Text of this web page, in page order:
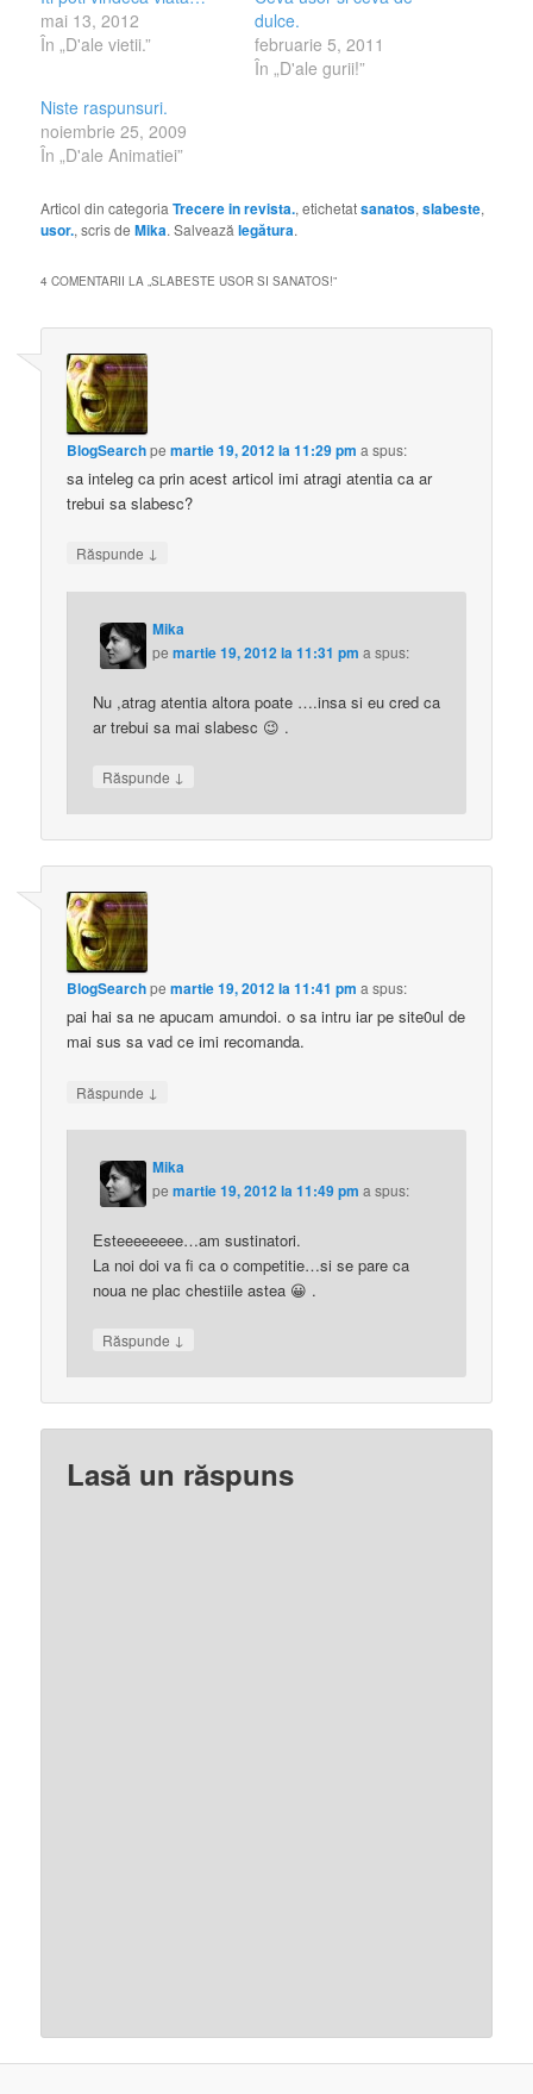
mai 13, 2012
În „D'ale vietii.”
dulce.
februarie 5, 2011
În „D'ale gurii!”
Niste raspunsuri.
noiembrie 25, 2009
În „D'ale Animatiei”
Articol din categoriaTrecere in revista., etichetatsanatos,slabeste,
usor., scris deMika. Salveazălegătura.
4 COMENTARII LA „SLABESTE USOR SI SANATOS!”
BlogSearchpemartie 19, 2012 la 11:29 pm a spus:
sa inteleg ca prin acest articol imi atragi atentia ca ar
trebui sa slabesc?
Răspunde ↓
Mika
pemartie 19, 2012 la 11:31 pm a spus:
Nu ,atrag atentia altora poate ….insa si eu cred ca
ar trebui sa mai slabesc 😉 .
Răspunde ↓
BlogSearchpemartie 19, 2012 la 11:41 pm a spus:
pai hai sa ne apucam amundoi. o sa intru iar pe site0ul de
mai sus sa vad ce imi recomanda.
Răspunde ↓
Mika
pemartie 19, 2012 la 11:49 pm a spus:
Esteeeeeeee…am sustinatori.
La noi doi va fi ca o competitie…si se pare ca
noua ne plac chestiile astea 😀 .
Răspunde ↓
Lasă un răspuns